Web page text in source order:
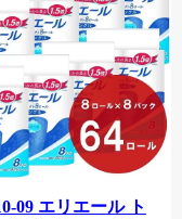
09 エリエール ト